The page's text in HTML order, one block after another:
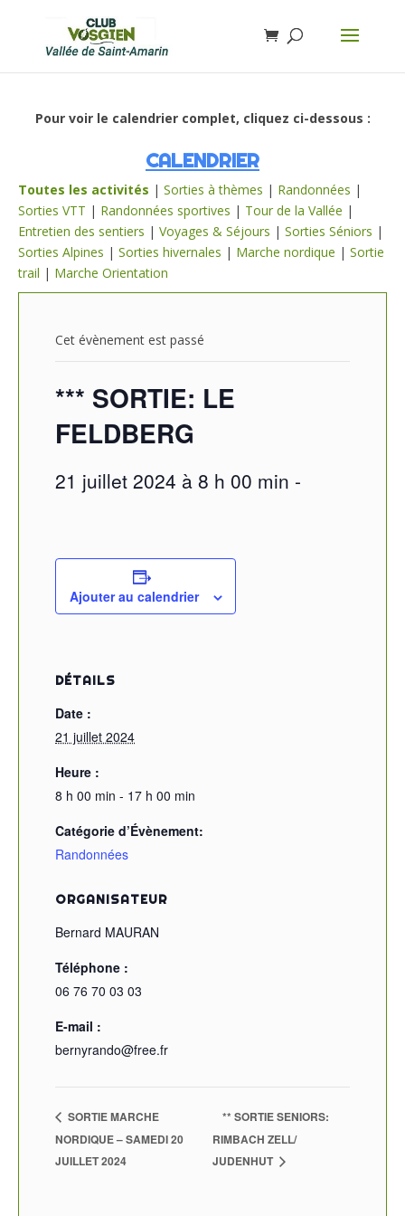
Pour voir le calendrier complet, cliquez ci-dessous :
CALENDRIER
Toutes les activités | Sorties à thèmes | Randonnées |
Sorties VTT | Randonnées sportives | Tour de la Vallée |
Entretien des sentiers | Voyages & Séjours | Sorties Séniors |
Sorties Alpines | Sorties hivernales | Marche nordique | Sortie
trail | Marche Orientation
Cet évènement est passé
*** SORTIE: LE
FELDBERG
21 juillet 2024 à 8 h 00 min -
Ajouter au calendrier
DÉTAILS
Date :
21 juillet 2024
Heure :
8 h 00 min - 17 h 00 min
Catégorie d’Évènement:
Randonnées
ORGANISATEUR
Bernard MAURAN
Téléphone :
06 76 70 03 03
E-mail :
bernyrando@free.fr
SORTIE MARCHE
NORDIQUE – SAMEDI 20
JUILLET 2024
** SORTIE SENIORS:
RIMBACH ZELL/
JUDENHUT